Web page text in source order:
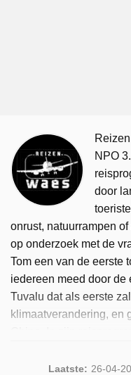
NPO
door
onrust, natuurrampen
op onderzoek met de
Tom een van de eerste
iedereen meed door de
Tuvalu dat als eerste
klimaatverandering, en
Venezuela,
Laatste: 26-04-